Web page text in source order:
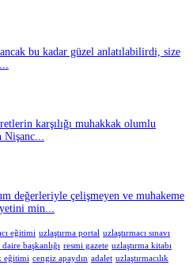
bu kadar güzel anlatılabilirdi, size
karşılığı muhakkak olumlu
Nişanc...
değerleriyle çelişmeyen ve muhakeme
min...
eğitimi uzlaştırma portal uzlaştırmacı sınavı
başkanlığı resmi gazete uzlaştırma kitabı
eğitimi cengiz apaydın adalet uzlaştırmacılık